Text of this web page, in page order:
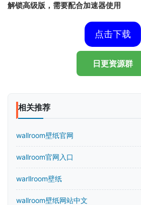
解锁高级版，需要配合加速器使用
点击下载
日更资源群
相关推荐
wallroom壁纸官网
wallroom官网入口
warllroom壁纸
wallroom壁纸网站中文